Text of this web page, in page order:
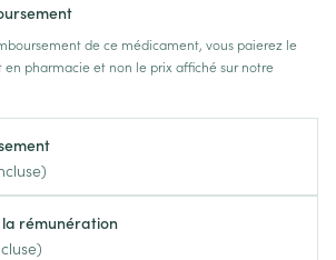
de ce médicament, vous paierez le
pharmacie et non le prix affiché sur notre
rémunération